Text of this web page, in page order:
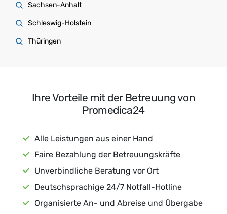
Sachsen-Anhalt
Schleswig-Holstein
Thüringen
Ihre Vorteile mit der Betreuung von
Promedica24
Alle Leistungen aus einer Hand
Faire Bezahlung der Betreuungskräfte
Unverbindliche Beratung vor Ort
Deutschsprachige 24/7 Notfall-Hotline
Organisierte An- und Abreise und Übergabe